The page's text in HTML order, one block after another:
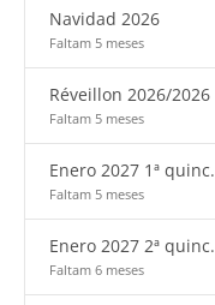
Navidad 2026
Faltam 5 meses
Réveillon 2026/2026
Faltam 5 meses
Enero 2027 1ª quinc.
Faltam 5 meses
Enero 2027 2ª quinc.
Faltam 6 meses